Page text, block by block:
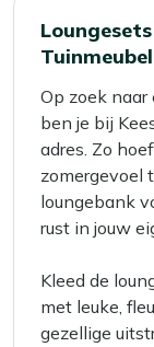
Op zoek naar
ben je bij
adres. Zo
zomergevoel
loungebank
rust in jouw
Kleed de
met leuke,
gezellige